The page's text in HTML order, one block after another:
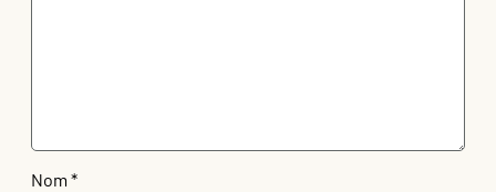
Nom *